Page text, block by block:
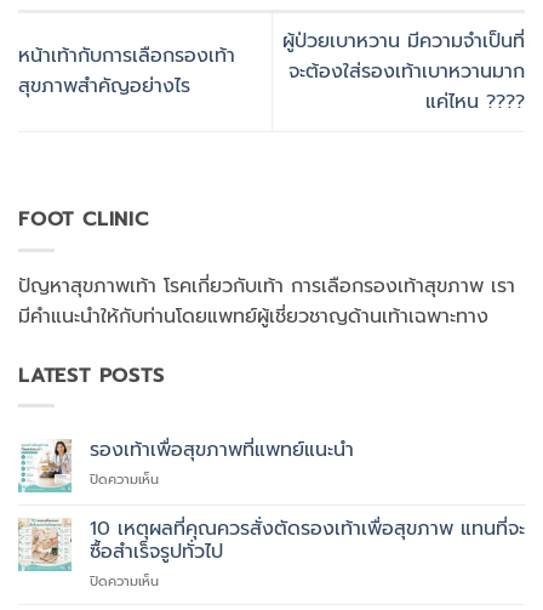
หน้าเท้ากับการเลือกรองเท้า
สุขภาพสำคัญอย่างไร
ผู้ป่วยเบาหวาน มีความจำเป็นที่
จะต้องใส่รองเท้าเบาหวานมาก
แค่ไหน ????
FOOT CLINIC
ปัญหาสุขภาพเท้า โรคเกี่ยวกับเท้า การเลือกรองเท้าสุขภาพ เรา
มีคำแนะนำให้กับท่านโดยแพทย์ผู้เชี่ยวชาญด้านเท้าเฉพาะทาง
LATEST POSTS
รองเท้าเพื่อสุขภาพที่แพทย์แนะนำ
ปิดความเห็นบน
เพื่อ
สุขภาพ
ที่
แพทย์
10 เหตุผลที่คุณควรสั่งตัดรองเท้าเพื่อสุขภาพ แทนที่จะ
ซื้อสำเร็จรูปทั่วไป
ปิดความเห็นบน